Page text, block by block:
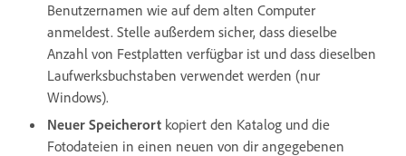
Benutzernamen wie auf dem alten Computer
anmeldest. Stelle außerdem sicher, dass dieselbe
Anzahl von Festplatten verfügbar ist und dass dieselben
Laufwerksbuchstaben verwendet werden (nur
Windows).
Neuer Speicherort kopiert den Katalog und die
Fotodateien in einen neuen von dir angegebenen